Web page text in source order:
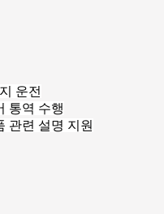
운전
통역 수행
관련 설명 지원